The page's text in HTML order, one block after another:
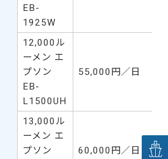
EB-
1925W
12,000ル
ーメン エ
プソン
EB-
L1500UH
55,000円／日
13,000ル
ーメン エ
プソン
60,000円／日